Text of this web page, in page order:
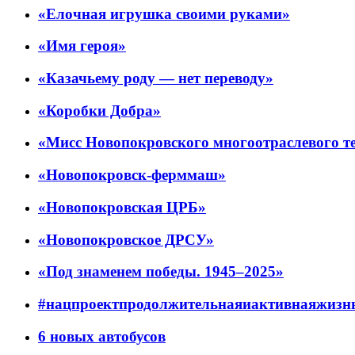
«Елочная игрушка своими руками»
«Имя героя»
«Казачьему роду — нет переводу»
«Коробки Добра»
«Мисс Новопокровского многоотраслевого
«Новопокровск-ферммаш»
«Новопокровская ЦРБ»
«Новопокровское ДРСУ»
«Под знаменем победы. 1945–2025»
6 новых автобусов